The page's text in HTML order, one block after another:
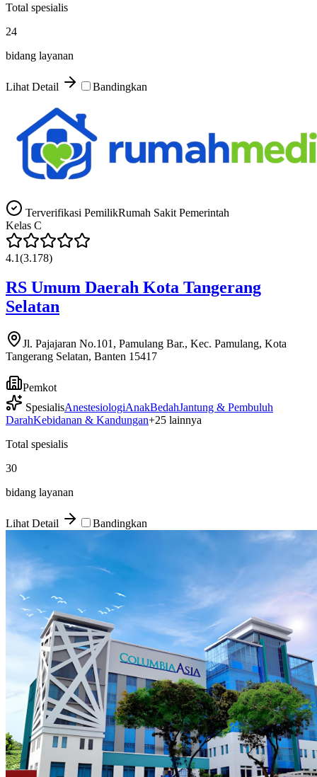
Total spesialis
24
bidang layanan
Lihat Detail Bandingkan
Terverifikasi PemilikRumah Sakit Pemerintah
Kelas C
4.1(3.178)
RS Umum Daerah Kota Tangerang
Selatan
Jl. Pajajaran No.101, Pamulang Bar., Kec. Pamulang, Kota
Tangerang Selatan, Banten 15417
Pemkot
SpesialisAnestesiologiAnakBedahJantung & Pembuluh
DarahKebidanan & Kandungan+25 lainnya
Total spesialis
30
bidang layanan
Lihat Detail Bandingkan